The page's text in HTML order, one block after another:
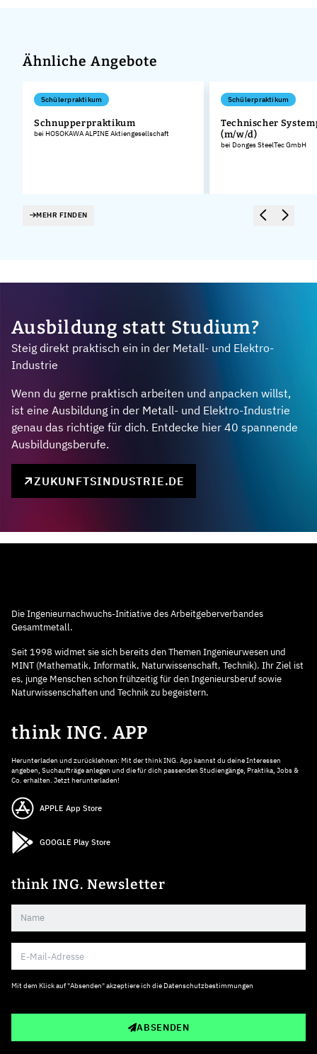
Ähnliche Angebote
Schülerpraktikum
Schnupperpraktikum
bei HOSOKAWA ALPINE Aktiengesellschaft
Schülerpraktikum
Technischer
(m/w/d)
bei Donges SteelTec GmbH
MEHR FINDEN
Ausbildung statt Studium?
Steig direkt praktisch ein in der Metall- und Elektro-
Industrie
Wenn du gerne praktisch arbeiten und anpacken willst,
ist eine Ausbildung in der Metall- und Elektro-Industrie
genau das richtige für dich. Entdecke hier 40 spannende
Ausbildungsberufe.
ZUKUNFTSINDUSTRIE.DE
Die Ingenieurnachwuchs-Initiative des Arbeitgeberverbandes
Gesamtmetall.
Seit 1998 widmet sie sich bereits den Themen Ingenieurwesen und
MINT (Mathematik, Informatik, Naturwissenschaft, Technik). Ihr Ziel ist
es, junge Menschen schon frühzeitig für den Ingenieursberuf sowie
Naturwissenschaften und Technik zu begeistern.
think ING. APP
Herunterladen und zurücklehnen: Mit der think ING. App kannst du deine Interessen
angeben, Suchaufträge anlegen und die für dich passenden Studiengänge, Praktika, Jobs &
Co. erhalten. Jetzt herunterladen!
APPLE App Store
GOOGLE Play Store
think ING. Newsletter
Mit dem Klick auf "Absenden" akzeptiere ich die Datenschutzbestimmungen
ABSENDEN